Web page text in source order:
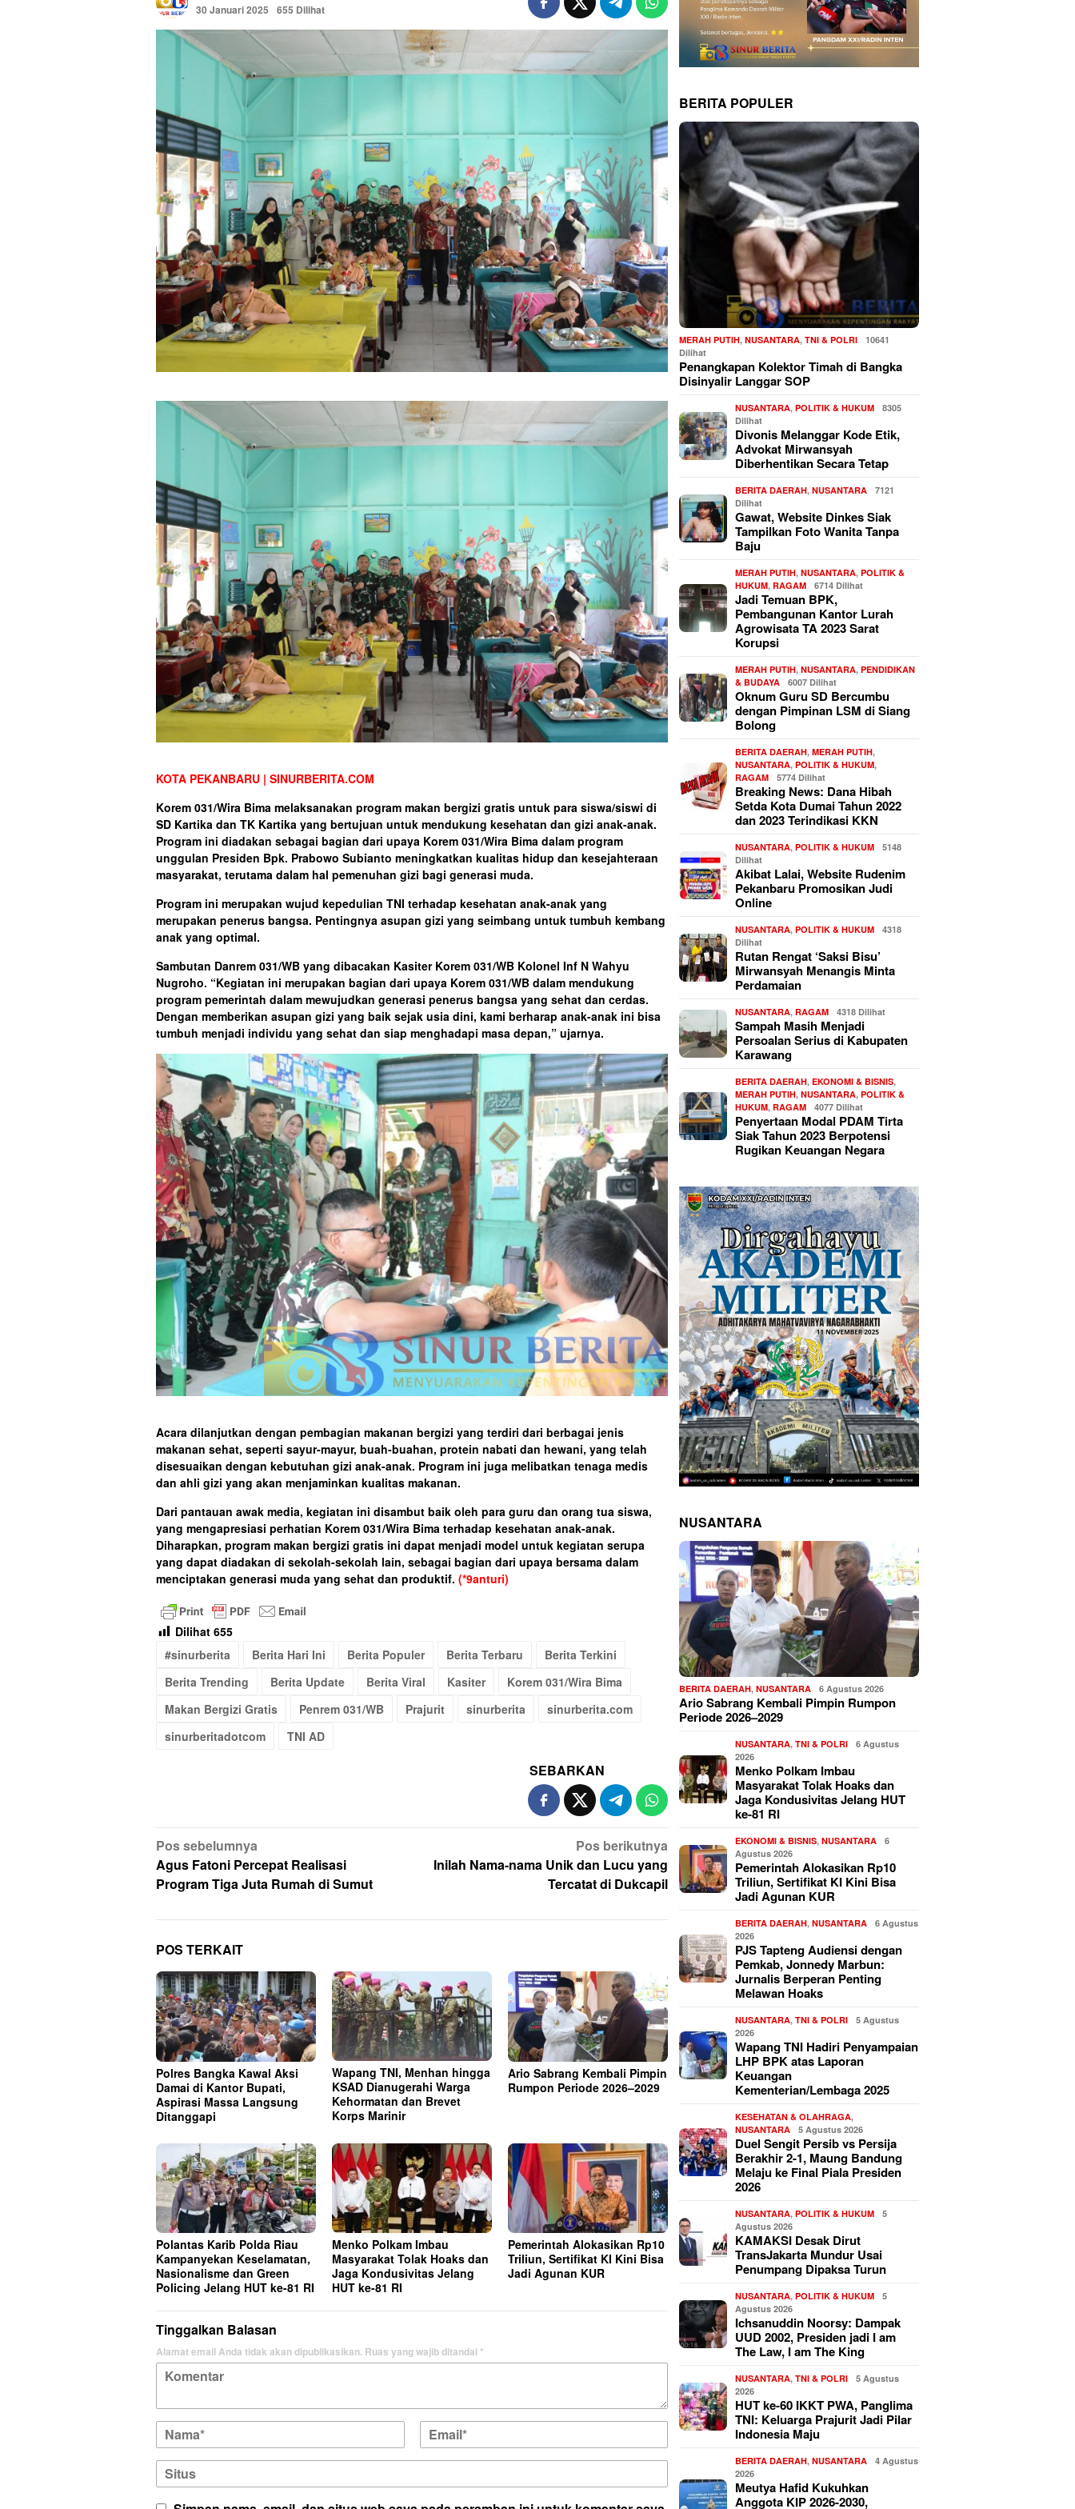
30 Januari 2025
655 Dilihat
KOTA PEKANBARU | SINURBERITA.COM
Korem 031/Wira Bima melaksanakan program makan bergizi gratis untuk para siswa/siswi di
SD Kartika dan TK Kartika yang bertujuan untuk mendukung kesehatan dan gizi anak-anak.
Program ini diadakan sebagai bagian dari upaya Korem 031/Wira Bima dalam program
unggulan Presiden Bpk. Prabowo Subianto meningkatkan kualitas hidup dan kesejahteraan
masyarakat, terutama dalam hal pemenuhan gizi bagi generasi muda.
Program ini merupakan wujud kepedulian TNI terhadap kesehatan anak-anak yang
merupakan penerus bangsa. Pentingnya asupan gizi yang seimbang untuk tumbuh kembang
anak yang optimal.
Sambutan Danrem 031/WB yang dibacakan Kasiter Korem 031/WB Kolonel Inf N Wahyu
Nugroho. “Kegiatan ini merupakan bagian dari upaya Korem 031/WB dalam mendukung
program pemerintah dalam mewujudkan generasi penerus bangsa yang sehat dan cerdas.
Dengan memberikan asupan gizi yang baik sejak usia dini, kami berharap anak-anak ini bisa
tumbuh menjadi individu yang sehat dan siap menghadapi masa depan,” ujarnya.
Acara dilanjutkan dengan pembagian makanan bergizi yang terdiri dari berbagai jenis
makanan sehat, seperti sayur-mayur, buah-buahan, protein nabati dan hewani, yang telah
disesuaikan dengan kebutuhan gizi anak-anak. Program ini juga melibatkan tenaga medis
dan ahli gizi yang akan menjaminkan kualitas makanan.
Dari pantauan awak media, kegiatan ini disambut baik oleh para guru dan orang tua siswa,
yang mengapresiasi perhatian Korem 031/Wira Bima terhadap kesehatan anak-anak.
Diharapkan, program makan bergizi gratis ini dapat menjadi model untuk kegiatan serupa
yang dapat diadakan di sekolah-sekolah lain, sebagai bagian dari upaya bersama dalam
menciptakan generasi muda yang sehat dan produktif. (*9anturi)
Dilihat 655
#sinurberita
Berita Hari Ini Berita Populer Berita Terbaru
Berita Terkini
Berita Trending
Berita Update Berita Viral Kasiter
Korem 031/Wira Bima
Makan Bergizi Gratis
Penrem 031/WB Prajurit sinurberita
sinurberita.com
sinurberitadotcom
TNI AD
SEBARKAN
Navigasi
pos
Pos sebelumnya
Agus Fatoni Percepat Realisasi
Program Tiga Juta Rumah di Sumut
Pos berikutnya
Inilah Nama-nama Unik dan Lucu yang
Tercatat di Dukcapil
POS TERKAIT
Polres Bangka Kawal Aksi
Damai di Kantor Bupati,
Aspirasi Massa Langsung
Ditanggapi
Wapang TNI, Menhan hingga
KSAD Dianugerahi Warga
Kehormatan dan Brevet
Korps Marinir
Ario Sabrang Kembali Pimpin
Rumpon Periode 2026–2029
Polantas Karib Polda Riau
Kampanyekan Keselamatan,
Nasionalisme dan Green
Policing Jelang HUT ke-81 RI
Menko Polkam Imbau
Masyarakat Tolak Hoaks dan
Jaga Kondusivitas Jelang
HUT ke-81 RI
Pemerintah Alokasikan Rp10
Triliun, Sertifikat KI Kini Bisa
Jadi Agunan KUR
Tinggalkan Balasan
Alamat email Anda tidak akan dipublikasikan. Ruas yang wajib ditandai*
BERITA POPULER
MERAH PUTIH,NUSANTARA,TNI & POLRI
10641
Dilihat
Penangkapan Kolektor Timah di Bangka
Disinyalir Langgar SOP
NUSANTARA,POLITIK & HUKUM
8305
Dilihat
Divonis Melanggar Kode Etik,
Advokat Mirwansyah
Diberhentikan Secara Tetap
BERITA DAERAH,NUSANTARA
7121
Dilihat
Gawat, Website Dinkes Siak
Tampilkan Foto Wanita Tanpa
Baju
MERAH PUTIH,NUSANTARA,POLITIK &
HUKUM,RAGAM 6714 Dilihat
Jadi Temuan BPK,
Pembangunan Kantor Lurah
Agrowisata TA 2023 Sarat
Korupsi
MERAH PUTIH,NUSANTARA,PENDIDIKAN
& BUDAYA
6007 Dilihat
Oknum Guru SD Bercumbu
dengan Pimpinan LSM di Siang
Bolong
BERITA DAERAH,MERAH PUTIH,
NUSANTARA,POLITIK & HUKUM,
RAGAM
5774 Dilihat
Breaking News: Dana Hibah
Setda Kota Dumai Tahun 2022
dan 2023 Terindikasi KKN
NUSANTARA,POLITIK & HUKUM
5148
Dilihat
Akibat Lalai, Website Rudenim
Pekanbaru Promosikan Judi
Online
NUSANTARA,POLITIK & HUKUM
4318
Dilihat
Rutan Rengat ‘Saksi Bisu’
Mirwansyah Menangis Minta
Perdamaian
NUSANTARA,RAGAM 4318 Dilihat
Sampah Masih Menjadi
Persoalan Serius di Kabupaten
Karawang
BERITA DAERAH,EKONOMI & BISNIS,
MERAH PUTIH,NUSANTARA,POLITIK &
HUKUM,RAGAM 4077 Dilihat
Penyertaan Modal PDAM Tirta
Siak Tahun 2023 Berpotensi
Rugikan Keuangan Negara
NUSANTARA
BERITA DAERAH,NUSANTARA 6 Agustus 2026
Ario Sabrang Kembali Pimpin Rumpon
Periode 2026–2029
NUSANTARA,TNI & POLRI
6 Agustus
2026
Menko Polkam Imbau
Masyarakat Tolak Hoaks dan
Jaga Kondusivitas Jelang HUT
ke-81 RI
EKONOMI & BISNIS,NUSANTARA
6
Agustus 2026
Pemerintah Alokasikan Rp10
Triliun, Sertifikat KI Kini Bisa
Jadi Agunan KUR
BERITA DAERAH,NUSANTARA
6 Agustus
2026
PJS Tapteng Audiensi dengan
Pemkab, Jonnedy Marbun:
Jurnalis Berperan Penting
Melawan Hoaks
NUSANTARA,TNI & POLRI
5 Agustus
2026
Wapang TNI Hadiri Penyampaian
LHP BPK atas Laporan
Keuangan
Kementerian/Lembaga 2025
KESEHATAN & OLAHRAGA,
NUSANTARA
5 Agustus 2026
Duel Sengit Persib vs Persija
Berakhir 2-1, Maung Bandung
Melaju ke Final Piala Presiden
2026
NUSANTARA,POLITIK & HUKUM
5
Agustus 2026
KAMAKSI Desak Dirut
TransJakarta Mundur Usai
Penumpang Dipaksa Turun
NUSANTARA,POLITIK & HUKUM
5
Agustus 2026
Ichsanuddin Noorsy: Dampak
UUD 2002, Presiden jadi I am
The Law, I am The King
NUSANTARA,TNI & POLRI
5 Agustus
2026
HUT ke-60 IKKT PWA, Panglima
TNI: Keluarga Prajurit Jadi Pilar
Indonesia Maju
BERITA DAERAH,NUSANTARA
4 Agustus
2026
Meutya Hafid Kukuhkan
Anggota KIP 2026-2030,